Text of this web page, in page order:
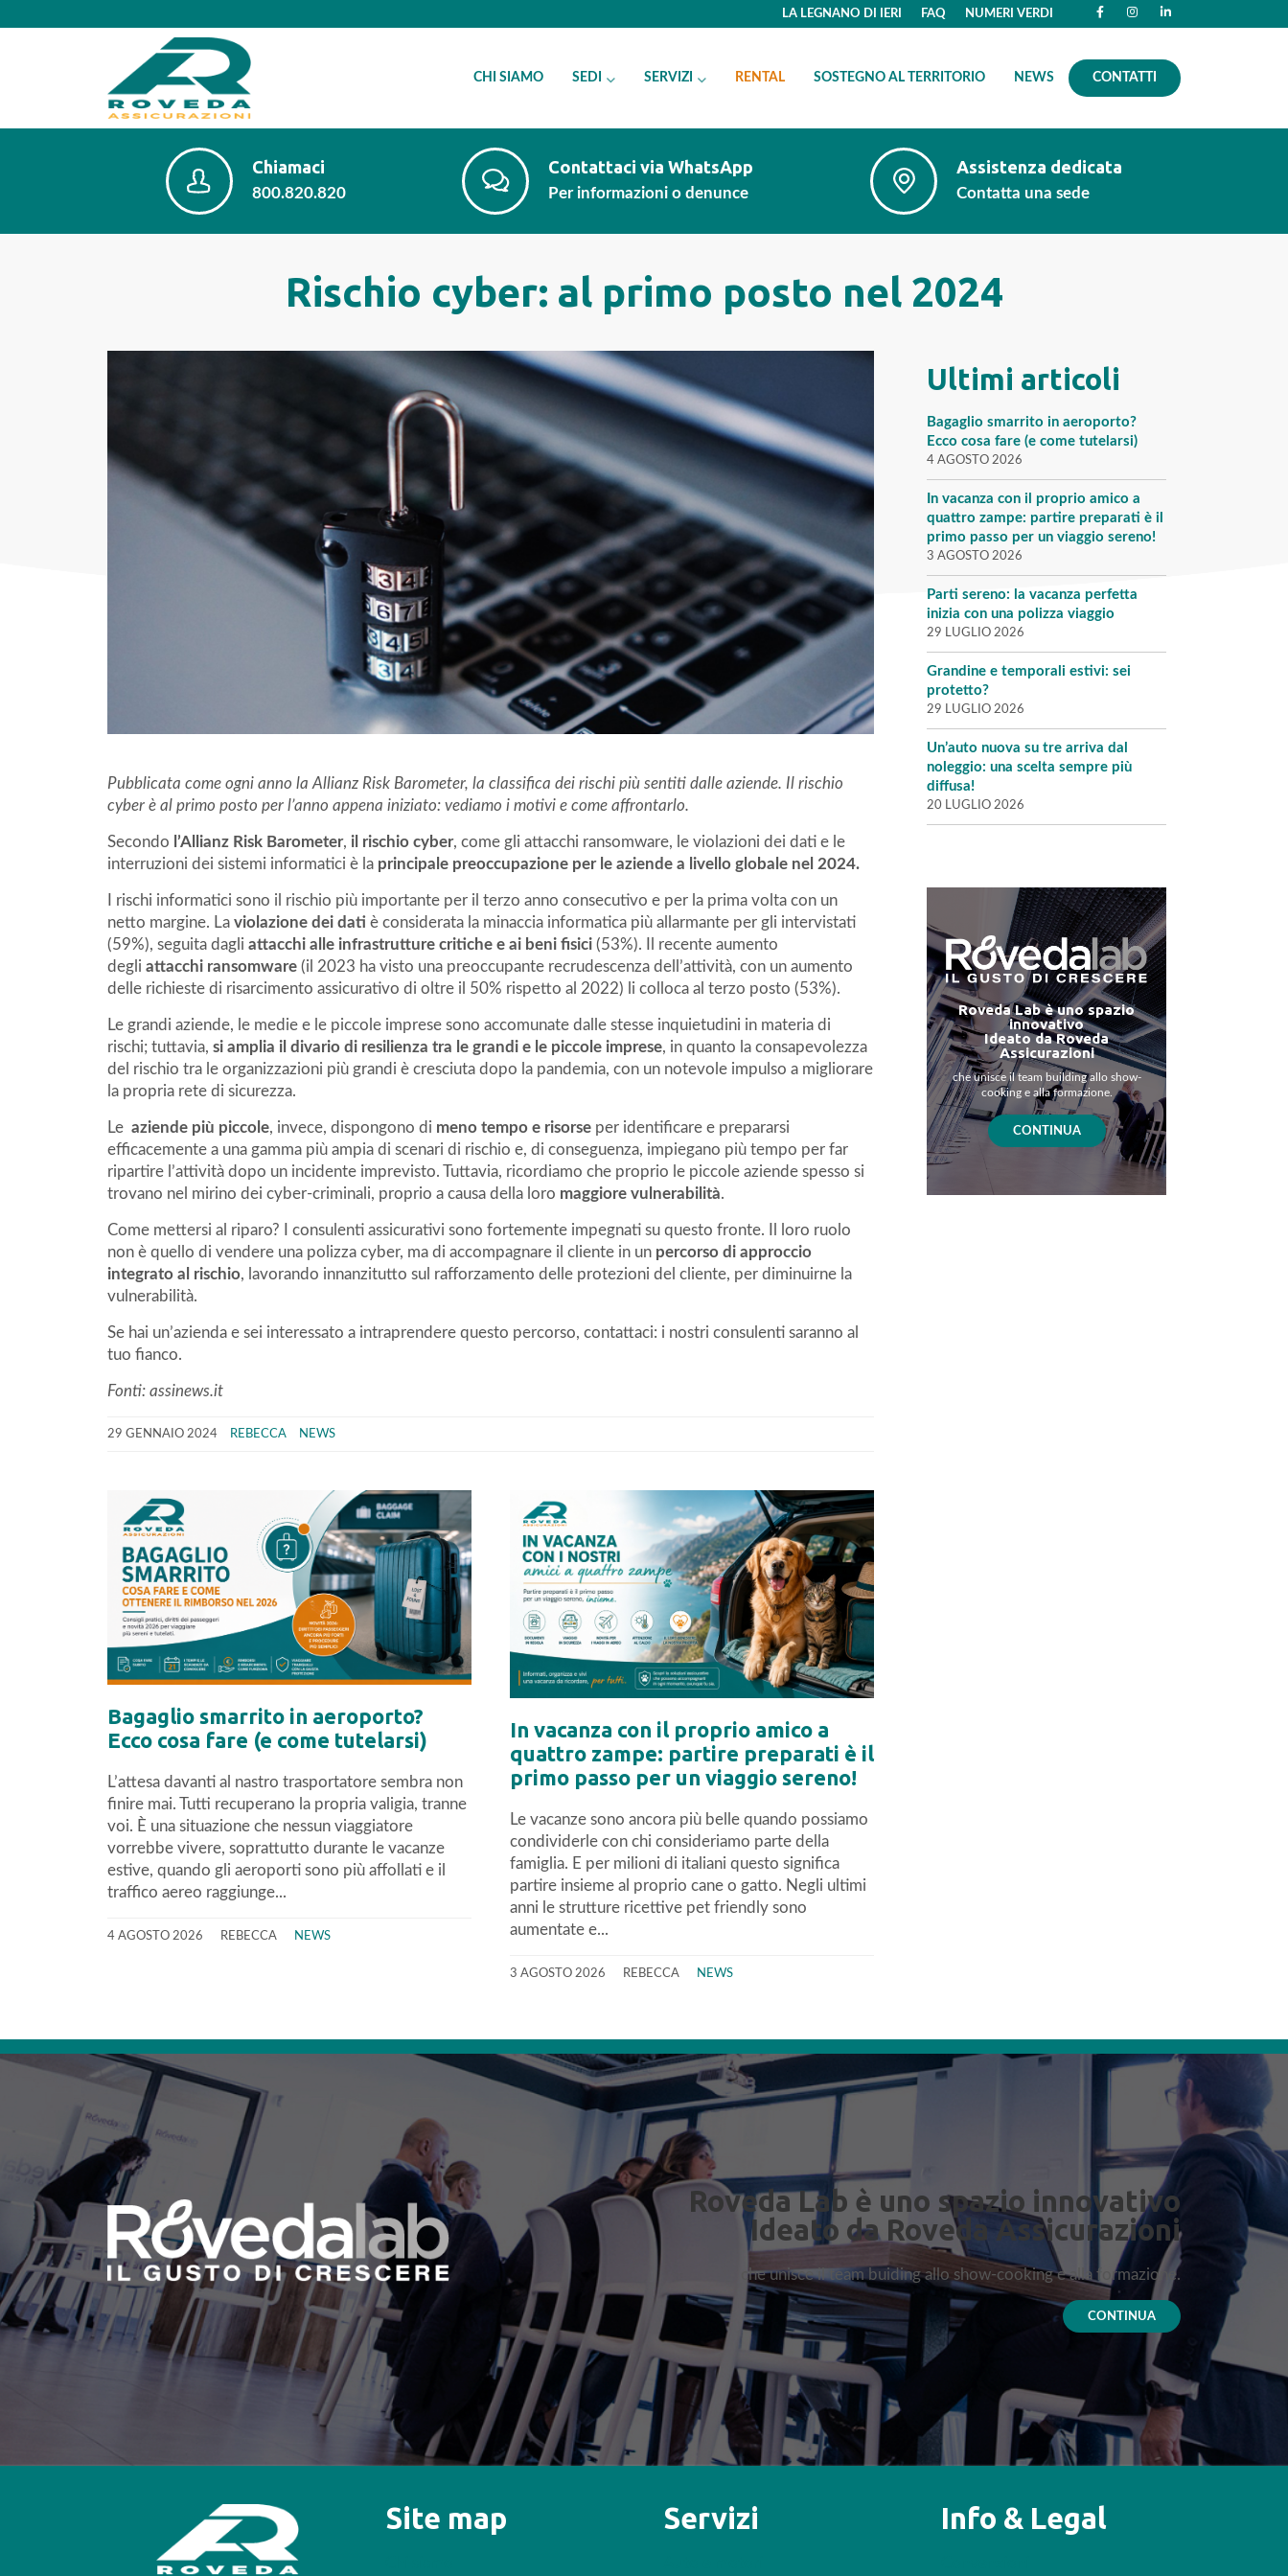
LA LEGNANO DI IERI FAQ NUMERI VERDI
CHI SIAMO SEDI SERVIZI RENTAL SOSTEGNO AL TERRITORIO NEWS CONTATTI
Chiamaci
800.820.820
Contattaci via WhatsApp
Per informazioni o denunce
Assistenza dedicata
Contatta una sede
Rischio cyber: al primo posto nel 2024
Pubblicata come ogni anno la Allianz Risk Barometer, la classifica dei rischi più sentiti dalle aziende. Il rischio
cyber è al primo posto per l’anno appena iniziato: vediamo i motivi e come affrontarlo.
Secondo l’Allianz Risk Barometer, il rischio cyber, come gli attacchi ransomware, le violazioni dei dati e le
interruzioni dei sistemi informatici è la principale preoccupazione per le aziende a livello globale nel 2024.
I rischi informatici sono il rischio più importante per il terzo anno consecutivo e per la prima volta con un
netto margine. La violazione dei dati è considerata la minaccia informatica più allarmante per gli intervistati
(59%), seguita dagli attacchi alle infrastrutture critiche e ai beni fisici (53%). Il recente aumento
degli attacchi ransomware (il 2023 ha visto una preoccupante recrudescenza dell’attività, con un aumento
delle richieste di risarcimento assicurativo di oltre il 50% rispetto al 2022) li colloca al terzo posto (53%).
Le grandi aziende, le medie e le piccole imprese sono accomunate dalle stesse inquietudini in materia di
rischi; tuttavia, si amplia il divario di resilienza tra le grandi e le piccole imprese, in quanto la consapevolezza
del rischio tra le organizzazioni più grandi è cresciuta dopo la pandemia, con un notevole impulso a migliorare
la propria rete di sicurezza.
Le aziende più piccole, invece, dispongono di meno tempo e risorse per identificare e prepararsi
efficacemente a una gamma più ampia di scenari di rischio e, di conseguenza, impiegano più tempo per far
ripartire l’attività dopo un incidente imprevisto. Tuttavia, ricordiamo che proprio le piccole aziende spesso si
trovano nel mirino dei cyber-criminali, proprio a causa della loro maggiore vulnerabilità.
Come mettersi al riparo? I consulenti assicurativi sono fortemente impegnati su questo fronte. Il loro ruolo
non è quello di vendere una polizza cyber, ma di accompagnare il cliente in un percorso di approccio
integrato al rischio, lavorando innanzitutto sul rafforzamento delle protezioni del cliente, per diminuirne la
vulnerabilità.
Se hai un’azienda e sei interessato a intraprendere questo percorso, contattaci: i nostri consulenti saranno al
tuo fianco.
Fonti: assinews.it
29 GENNAIO 2024 REBECCA NEWS
Bagaglio smarrito in aeroporto?
Ecco cosa fare (e come tutelarsi)
L’attesa davanti al nastro trasportatore sembra non
finire mai. Tutti recuperano la propria valigia, tranne
voi. È una situazione che nessun viaggiatore
vorrebbe vivere, soprattutto durante le vacanze
estive, quando gli aeroporti sono più affollati e il
traffico aereo raggiunge...
4 AGOSTO 2026 REBECCA NEWS
In vacanza con il proprio amico a
quattro zampe: partire preparati è il
primo passo per un viaggio sereno!
Le vacanze sono ancora più belle quando possiamo
condividerle con chi consideriamo parte della
famiglia. E per milioni di italiani questo significa
partire insieme al proprio cane o gatto. Negli ultimi
anni le strutture ricettive pet friendly sono
aumentate e...
3 AGOSTO 2026 REBECCA NEWS
Ultimi articoli
Bagaglio smarrito in aeroporto?
Ecco cosa fare (e come tutelarsi)
4 AGOSTO 2026
In vacanza con il proprio amico a
quattro zampe: partire preparati è il
primo passo per un viaggio sereno!
3 AGOSTO 2026
Parti sereno: la vacanza perfetta
inizia con una polizza viaggio
29 LUGLIO 2026
Grandine e temporali estivi: sei
protetto?
29 LUGLIO 2026
Un’auto nuova su tre arriva dal
noleggio: una scelta sempre più
diffusa!
20 LUGLIO 2026
Roveda Lab è uno spazio
innovativo
Ideato da Roveda
Assicurazioni
che unisce il team building allo show-
cooking e alla formazione.
CONTINUA
Roveda Lab è uno spazio innovativo
Ideato da Roveda Assicurazioni
che unisce il team buiding allo show-cooking e alla formazione.
CONTINUA
Site map Servizi Info & Legal